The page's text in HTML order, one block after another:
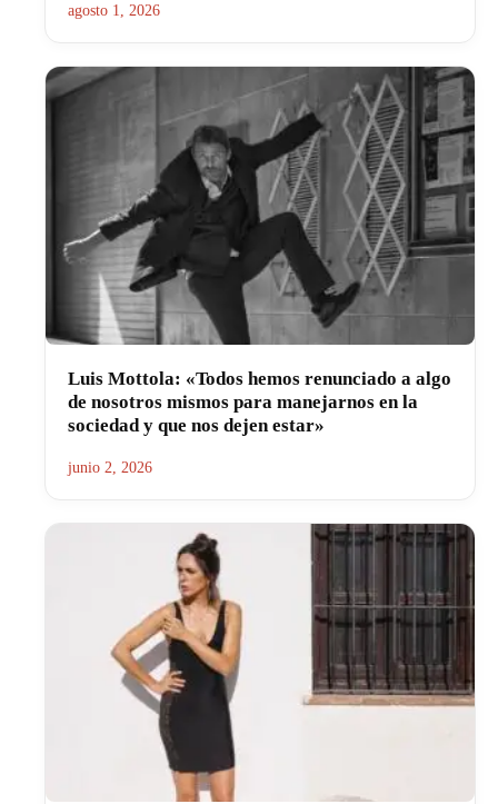
agosto 1, 2026
Luis Mottola: «Todos hemos renunciado a algo
de nosotros mismos para manejarnos en la
sociedad y que nos dejen estar»
junio 2, 2026